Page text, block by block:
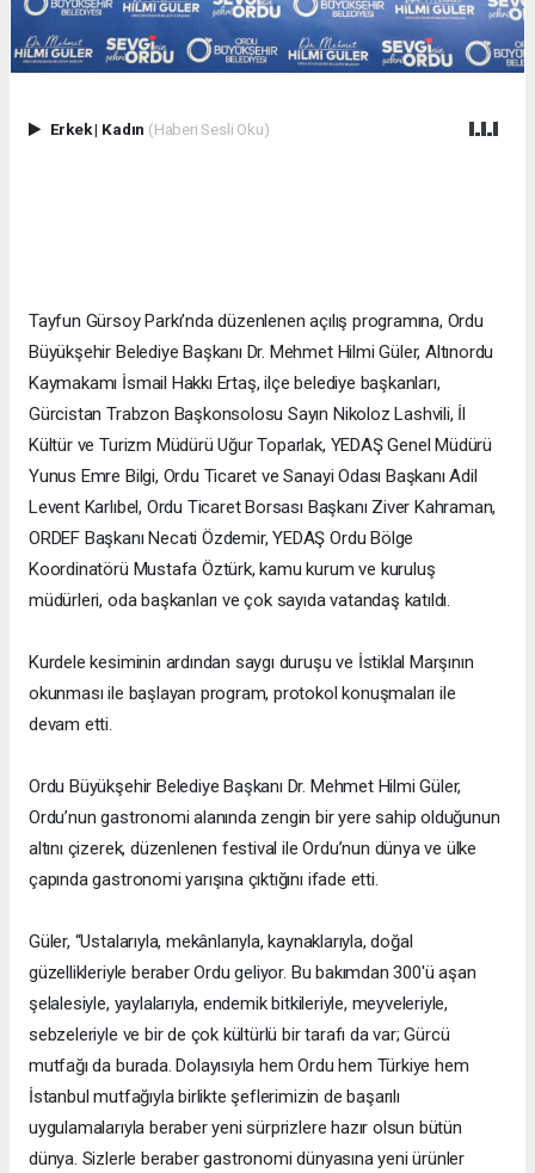
Erkek| Kadın (Haberi Sesli Oku)
Tayfun Gürsoy Parkı’nda düzenlenen açılış programına, Ordu
Büyükşehir Belediye Başkanı Dr. Mehmet Hilmi Güler, Altınordu
Kaymakamı İsmail Hakkı Ertaş, ilçe belediye başkanları,
Gürcistan Trabzon Başkonsolosu Sayın Nikoloz Lashvili, İl
Kültür ve Turizm Müdürü Uğur Toparlak, YEDAŞ Genel Müdürü
Yunus Emre Bilgi, Ordu Ticaret ve Sanayi Odası Başkanı Adil
Levent Karlıbel, Ordu Ticaret Borsası Başkanı Ziver Kahraman,
ORDEF Başkanı Necati Özdemir, YEDAŞ Ordu Bölge
Koordinatörü Mustafa Öztürk, kamu kurum ve kuruluş
müdürleri, oda başkanları ve çok sayıda vatandaş katıldı.
Kurdele kesiminin ardından saygı duruşu ve İstiklal Marşının
okunması ile başlayan program, protokol konuşmaları ile
devam etti.
Ordu Büyükşehir Belediye Başkanı Dr. Mehmet Hilmi Güler,
Ordu’nun gastronomi alanında zengin bir yere sahip olduğunun
altını çizerek, düzenlenen festival ile Ordu’nun dünya ve ülke
çapında gastronomi yarışına çıktığını ifade etti.
Güler, “Ustalarıyla, mekânlarıyla, kaynaklarıyla, doğal
güzellikleriyle beraber Ordu geliyor. Bu bakımdan 300'ü aşan
şelalesiyle, yaylalarıyla, endemik bitkileriyle, meyveleriyle,
sebzeleriyle ve bir de çok kültürlü bir tarafı da var; Gürcü
mutfağı da burada. Dolayısıyla hem Ordu hem Türkiye hem
İstanbul mutfağıyla birlikte şeflerimizin de başarılı
uygulamalarıyla beraber yeni sürprizlere hazır olsun bütün
dünya. Sizlerle beraber gastronomi dünyasına yeni ürünler